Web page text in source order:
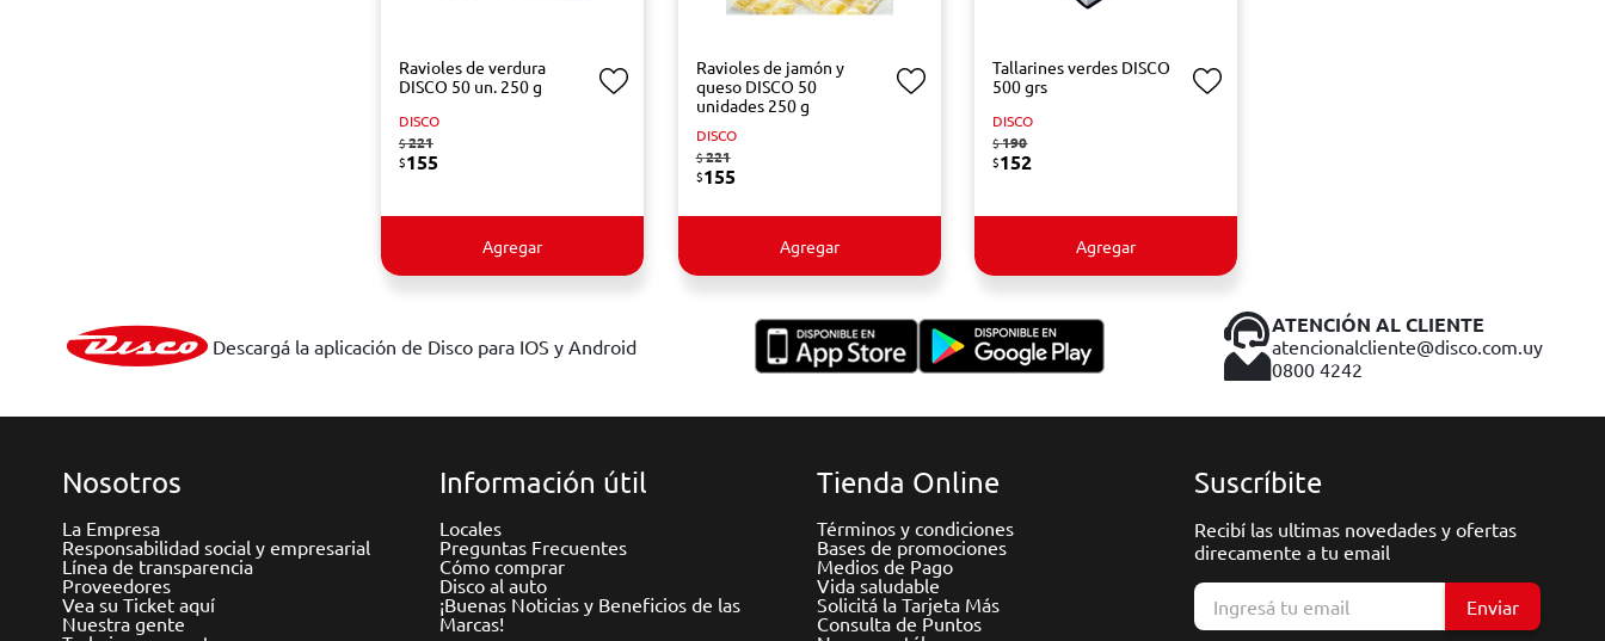
Ravioles de verdura
DISCO 50 un. 250 g
DISCO
$221
$155
Agregar
Ravioles de jamón y
queso DISCO 50
unidades 250 g
DISCO
$221
$155
Agregar
Tallarines verdes DISCO
500 grs
DISCO
$190
$152
Agregar
Descargá la aplicación de Disco para IOS y Android
ATENCIÓN AL CLIENTE
atencionalcliente@disco.com.uy
0800 4242
Nosotros
La Empresa
Responsabilidad social y empresarial
Línea de transparencia
Proveedores
Vea su Ticket aquí
Nuestra gente
Información útil
Locales
Preguntas Frecuentes
Cómo comprar
Disco al auto
¡Buenas Noticias y Beneficios de las
Marcas!
Tienda Online
Términos y condiciones
Bases de promociones
Medios de Pago
Vida saludable
Solicitá la Tarjeta Más
Consulta de Puntos
Suscríbite
Recibí las ultimas novedades y ofertas
direcamente a tu email
Enviar